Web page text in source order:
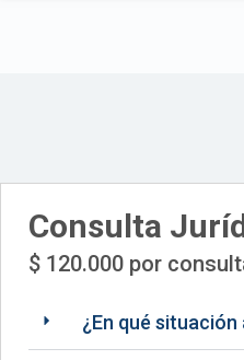
Consulta
$ 120.000 por
¿En qué situación